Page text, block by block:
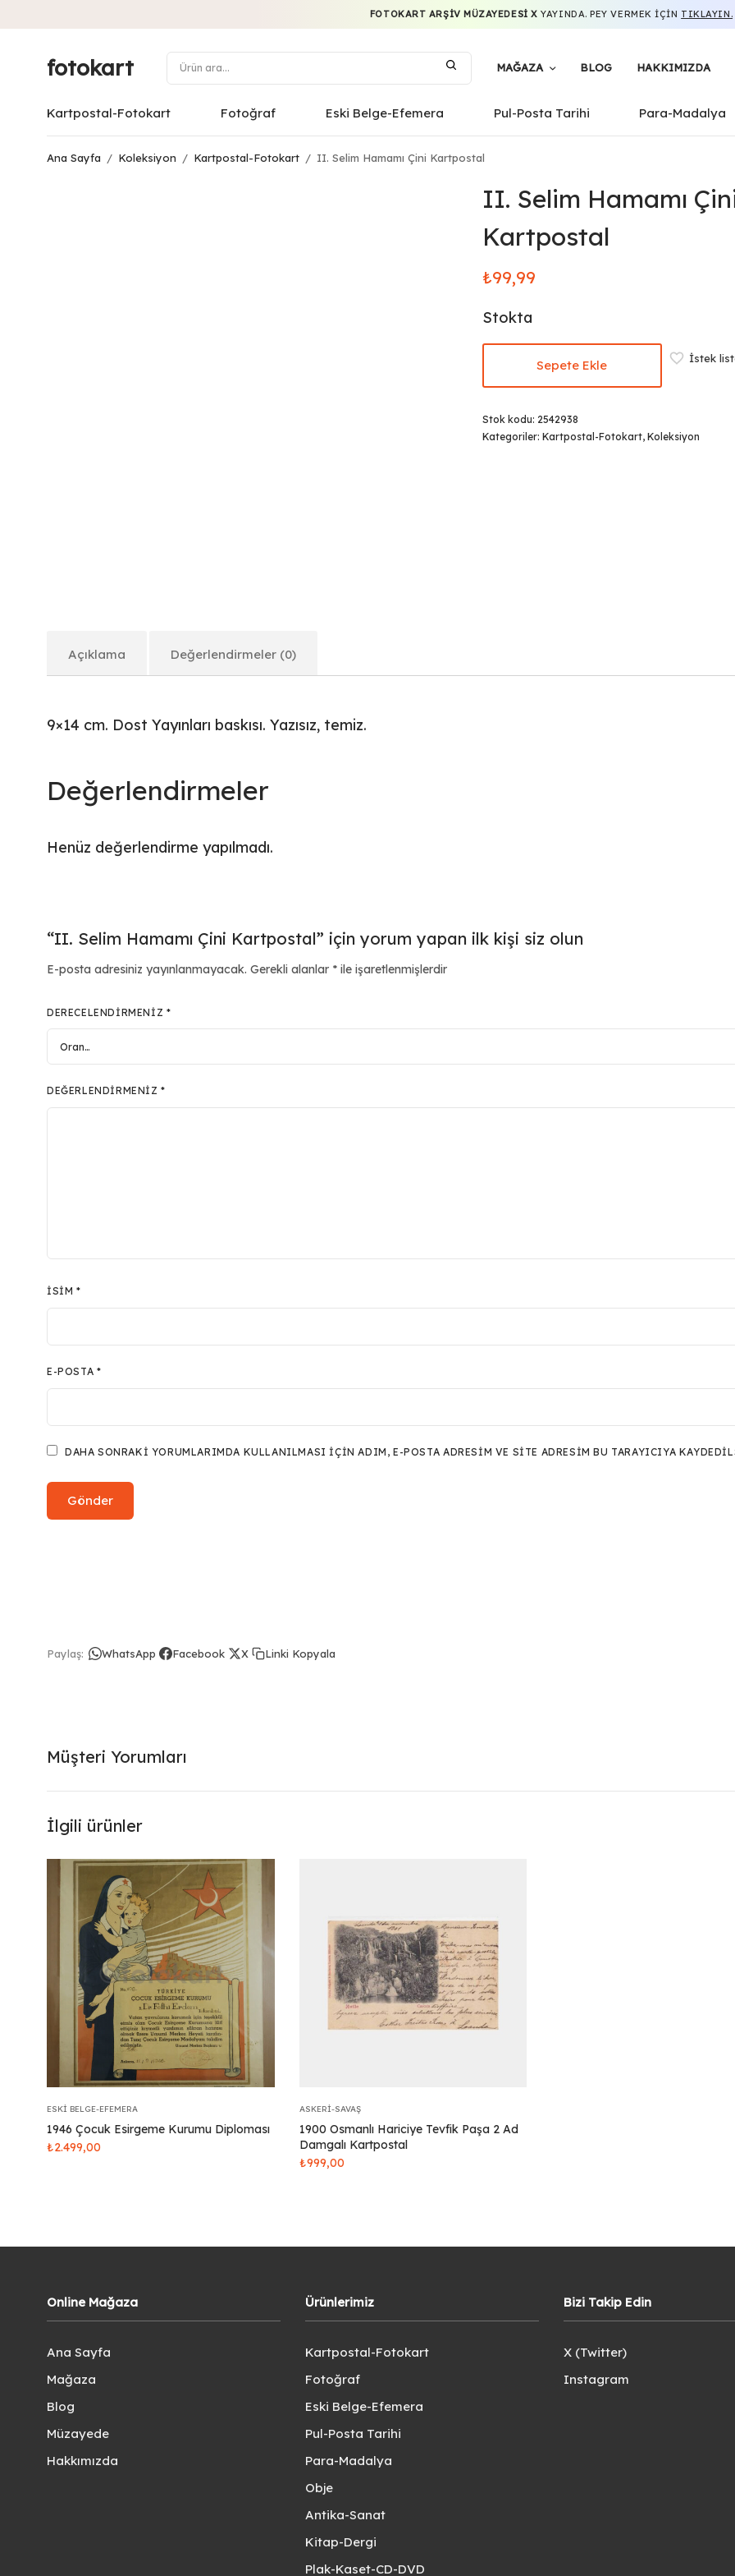
FOTOKART ARŞIV MÜZAYEDESI X YAYINDA. PEY VERMEK IÇIN TIKLAYIN.
fotokart MAĞAZA BLOG HAKKIMIZDA
Kartpostal-Fotokart Fotoğraf Eski Belge-Efemera Pul-Posta Tarihi Para-Madalya
Ana Sayfa / Koleksiyon / Kartpostal-Fotokart / II. Selim Hamamı Çini Kartpostal
II. Selim Hamamı
Kartpostal
₺99,99
Stokta
Sepete Ekle İstek
Stok kodu: 2542938
Kategoriler: Kartpostal-Fotokart, Koleksiyon
Açıklama Değerlendirmeler (0)
9×14 cm. Dost Yayınları baskısı. Yazısız, temiz.
Değerlendirmeler
Henüz değerlendirme yapılmadı.
“II. Selim Hamamı Çini Kartpostal” için yorum yapan ilk kişi siz olun
E-posta adresiniz yayınlanmayacak. Gerekli alanlar * ile işaretlenmişlerdir
DERECELENDIRMENIZ *
DEĞERLENDIRMENIZ*
İSIM*
E-POSTA *
DAHA SONRAKI YORUMLARIMDA KULLANILMASI IÇIN ADIM, E-POSTA ADRESIM VE SITE ADRESIM BU TARAYICIYA
Paylaş: WhatsApp Facebook X Linki Kopyala
Müşteri Yorumları
İlgili ürünler
ESKI BELGE-EFEMERA
1946 Çocuk Esirgeme Kurumu Diploması
₺2.499,00
ASKERI-SAVAŞ
1900 Osmanlı Hariciye Tevfik Paşa 2 Ad
Damgalı Kartpostal
₺999,00
Online Mağaza
Ana Sayfa
Mağaza
Blog
Müzayede
Hakkımızda
Ürünlerimiz
Kartpostal-Fotokart
Fotoğraf
Eski Belge-Efemera
Pul-Posta Tarihi
Para-Madalya
Obje
Antika-Sanat
Kitap-Dergi
Plak-Kaset-CD-DVD
Bizi Takip Edin
X (Twitter)
Instagram